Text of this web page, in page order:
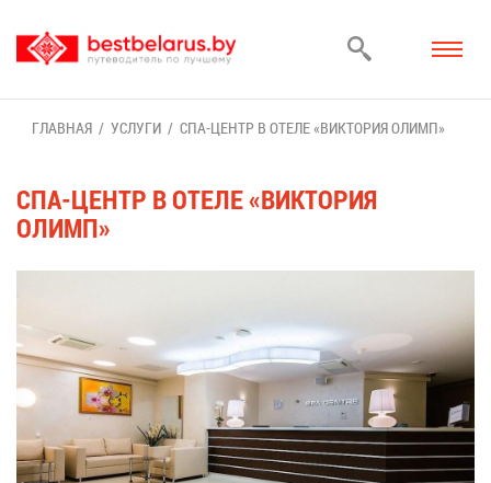
ГЛАВ­НАЯ УСЛУ­ГИ СПА-ЦЕНТР В ОТЕ­ЛЕ «ВИК­ТО­РИЯ ОЛИМП»
СПА-ЦЕНТР В ОТЕ­ЛЕ «ВИК­ТО­РИЯ
ОЛИМП»